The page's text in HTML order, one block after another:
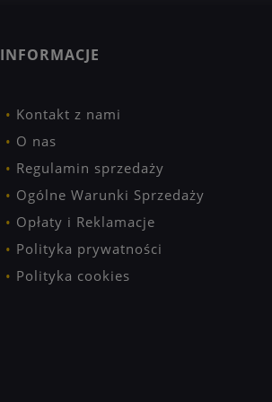
INFORMACJE
Kontakt z nami
O nas
Regulamin sprzedaży
Ogólne Warunki Sprzedaży
Opłaty i Reklamacje
Polityka prywatności
Polityka cookies